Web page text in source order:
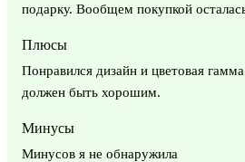
подарку. Вообщем покупкой
Плюсы
Понравился дизайн и цветовая
должен быть хорошим.
Минусы
Минусов я не обнаружила